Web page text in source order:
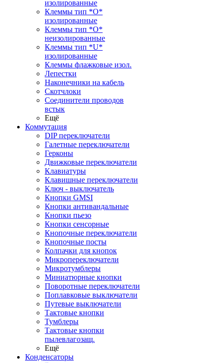
изолированные
Клеммы тип *O*
изолированные
Клеммы тип *O*
неизолированные
Клеммы тип *U*
изолированные
Клеммы флажковые изол.
Лепестки
Наконечники на кабель
Скотчлоки
Соединители проводов
встык
Ещё
Коммутация
DIP переключатели
Галетные переключатели
Герконы
Движковые переключатели
Клавиатуры
Клавишные переключатели
Ключ - выключатель
Кнопки GMSI
Кнопки антивандальные
Кнопки пьезо
Кнопки сенсорные
Кнопочные переключатели
Кнопочные посты
Колпачки для кнопок
Микропереключатели
Микротумблеры
Миниатюрные кнопки
Поворотные переключатели
Поплавковые выключатели
Путевые выключатели
Тактовые кнопки
Тумблеры
Тактовые кнопки
пылевлагозащ.
Ещё
Конденсаторы